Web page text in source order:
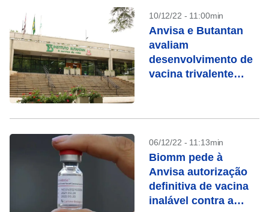
10/12/22 - 11:00min
Anvisa e Butantan
avaliam
desenvolvimento de
vacina trivalente
06/12/22 - 11:13min
Biomm pede à
Anvisa autorização
definitiva de vacina
inalável contra a